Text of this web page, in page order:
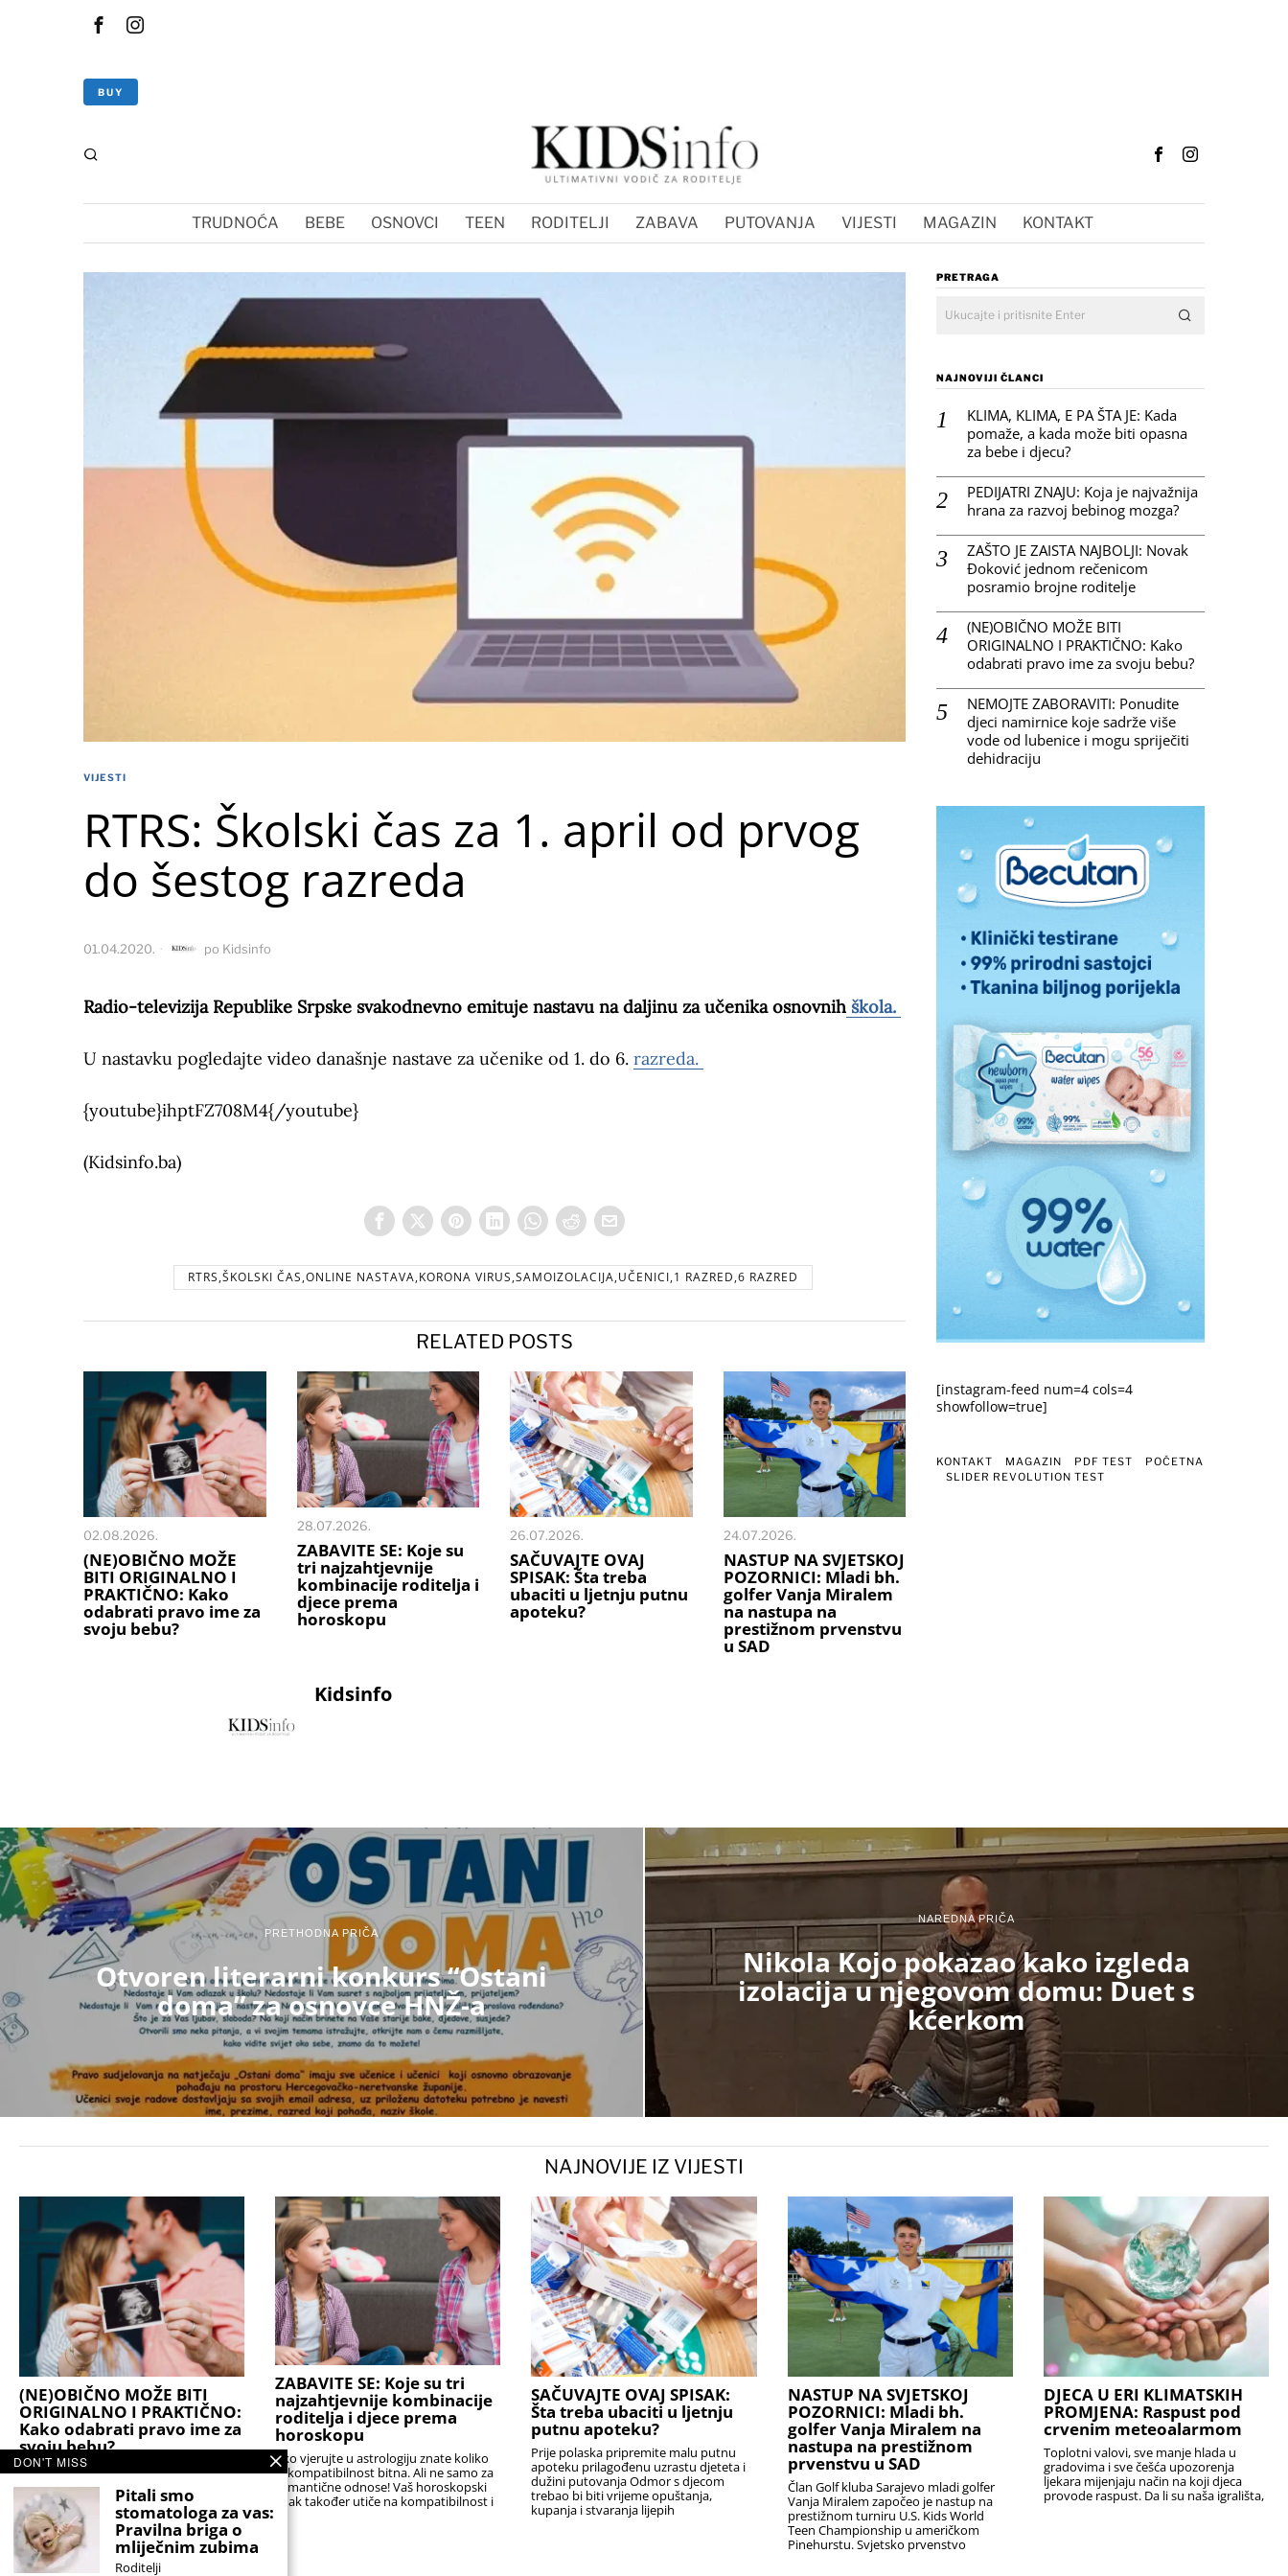
BUY
TRUDNOĆA BEBE OSNOVCI TEEN RODITELJI ZABAVA PUTOVANJA VIJESTI MAGAZIN KONTAKT
VIJESTI
RTRS: Školski čas za 1. april od prvog
do šestog razreda
01.04.2020. po Kidsinfo
Radio-televizija Republike Srpske svakodnevno emituje nastavu na daljinu za učenika osnovnih škola.
U nastavku pogledajte video današnje nastave za učenike od 1. do 6. razreda.
{youtube}ihptFZ708M4{/youtube}
(Kidsinfo.ba)
RTRS,ŠKOLSKI ČAS,ONLINE NASTAVA,KORONA VIRUS,SAMOIZOLACIJA,UČENICI,1 RAZRED,6 RAZRED
RELATED POSTS
02.08.2026.
(NE)OBIČNO MOŽE
BITI ORIGINALNO I
PRAKTIČNO: Kako
odabrati pravo ime za
svoju bebu?
28.07.2026.
ZABAVITE SE: Koje su
tri najzahtjevnije
kombinacije roditelja i
djece prema
horoskopu
26.07.2026.
SAČUVAJTE OVAJ
SPISAK: Šta treba
ubaciti u ljetnju putnu
apoteku?
24.07.2026.
NASTUP NA SVJETSKOJ
POZORNICI: Mladi bh.
golfer Vanja Miralem
na nastupa na
prestižnom prvenstvu
u SAD
Kidsinfo
PRETRAGA
NAJNOVIJI ČLANCI
KLIMA, KLIMA, E PA ŠTA JE: Kada
pomaže, a kada može biti opasna
za bebe i djecu?
PEDIJATRI ZNAJU: Koja je najvažnija
hrana za razvoj bebinog mozga?
ZAŠTO JE ZAISTA NAJBOLJI: Novak
Đoković jednom rečenicom
posramio brojne roditelje
(NE)OBIČNO MOŽE BITI
ORIGINALNO I PRAKTIČNO: Kako
odabrati pravo ime za svoju bebu?
NEMOJTE ZABORAVITI: Ponudite
djeci namirnice koje sadrže više
vode od lubenice i mogu spriječiti
dehidraciju
[instagram-feed num=4 cols=4
showfollow=true]
KONTAKT MAGAZIN PDF TEST
POČETNA
SLIDER REVOLUTION TEST
PRETHODNA PRIČA
Otvoren literarni konkurs “Ostani
doma” za osnovce HNŽ-a
NAREDNA PRIČA
Nikola Kojo pokazao kako izgleda
izolacija u njegovom domu: Duet s
kćerkom
NAJNOVIJE IZ VIJESTI
(NE)OBIČNO MOŽE BITI
ORIGINALNO I PRAKTIČNO:
Kako odabrati pravo ime za
svoju bebu?
Stručnjaci podsjećaju da je najbolji izbor
onaj koji će djetetu biti prednost, a ne
teret. Idealno ime nije nužno ono koje
nitko drugi nema,
ZABAVITE SE: Koje su tri
najzahtjevnije kombinacije
roditelja i djece prema
horoskopu
Ako vjerujte u astrologiju znate koliko
je kompatibilnost bitna. Ali ne samo za
romantične odnose! Vaš horoskopski
znak također utiče na kompatibilnost i
SAČUVAJTE OVAJ SPISAK:
Šta treba ubaciti u ljetnju
putnu apoteku?
Prije polaska pripremite malu putnu
apoteku prilagođenu uzrastu djeteta i
dužini putovanja Odmor s djecom
trebao bi biti vrijeme opuštanja,
kupanja i stvaranja lijepih
NASTUP NA SVJETSKOJ
POZORNICI: Mladi bh.
golfer Vanja Miralem na
nastupa na prestižnom
prvenstvu u SAD
Član Golf kluba Sarajevo mladi golfer
Vanja Miralem započeo je nastup na
prestižnom turniru U.S. Kids World
Teen Championship u američkom
Pinehurstu. Svjetsko prvenstvo
DJECA U ERI KLIMATSKIH
PROMJENA: Raspust pod
crvenim meteoalarmom
Toplotni valovi, sve manje hlada u
gradovima i sve češća upozorenja
ljekara mijenjaju način na koji djeca
provode raspust. Da li su naša igrališta,
DON'T MISS
Pitali smo
stomatologa za vas:
Pravilna briga o
mliječnim zubima
Roditelji